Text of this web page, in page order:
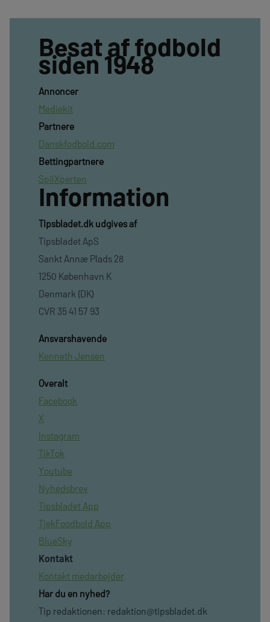
Besat af fodbold
siden 1948
Annoncer
Mediekit
Partnere
Danskfodbold.com
Bettingpartnere
SpilXperten
Information
TIpsbladet.dk udgives af
Tipsbladet ApS
Sankt Annæ Plads 28
1250 København K
Denmark (DK)
CVR 35 41 57 93
Ansvarshavende
Kenneth Jensen
Overalt
Facebook
X
Instagram
TikTok
Youtube
Nyhedsbrev
Tipsbladet App
TjekFoodbold App
BlueSky
Kontakt
Kontakt medarbejder
Har du en nyhed?
Tip redaktionen: redaktion@tipsbladet.dk